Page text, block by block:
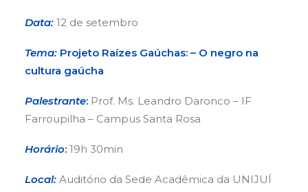
Data: 12 de setembro
Tema: Projeto Raízes Gaúchas: – O negro na
cultura gaúcha
Palestrante: Prof. Ms. Leandro Daronco – IF
Farroupilha – Campus Santa Rosa
Horário: 19h 30min
Local: Auditório da Sede Acadêmica da UNIJUÍ